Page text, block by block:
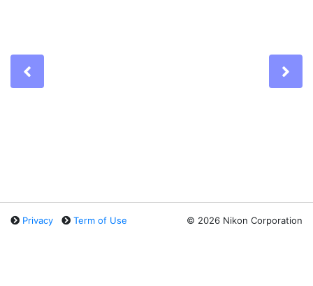
Privacy Term of Use © 2026 Nikon Corporation